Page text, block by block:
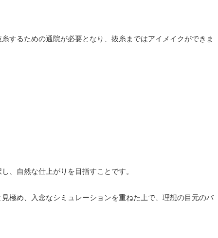
するための通院が必要となり、抜糸まではアイメイクができま
、自然な仕上がりを目指すことです。
極め、入念なシミュレーションを重ねた上で、理想の目元のバ